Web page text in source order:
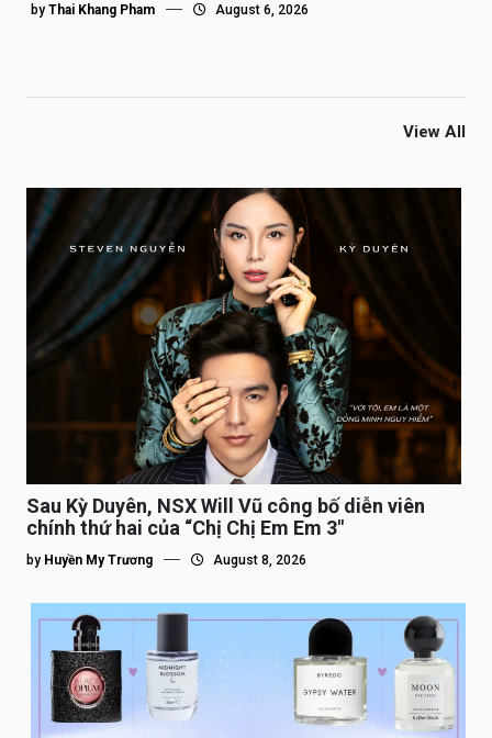
by Thai Khang Pham August 6, 2026
View All
Sau Kỳ Duyên, NSX Will Vũ công bố diễn viên
chính thứ hai của “Chị Chị Em Em 3″
by Huyền My Trương August 8, 2026